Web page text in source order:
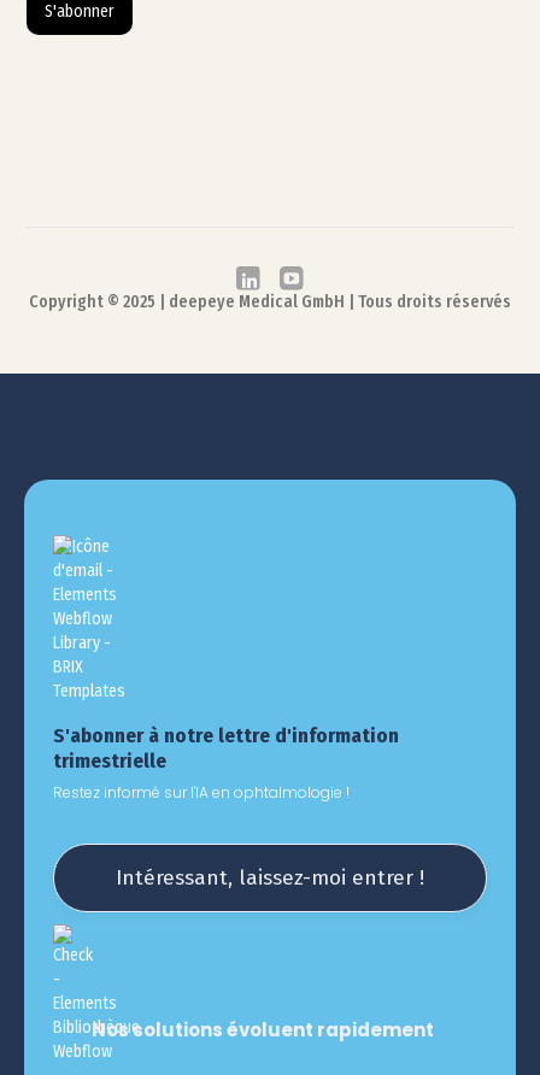
S'abonner
Copyright © 2025 | deepeye Medical GmbH | Tous droits réservés
S'abonner à notre lettre d'information
trimestrielle
Restez informé sur l'IA en ophtalmologie !
Intéressant, laissez-moi entrer !
Nos solutions évoluent rapidement